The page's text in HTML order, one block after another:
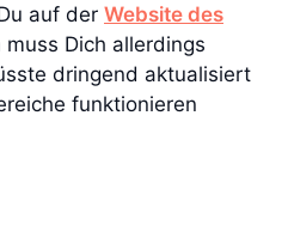
auf der Website des
muss Dich allerdings
dringend aktualisiert
funktionieren